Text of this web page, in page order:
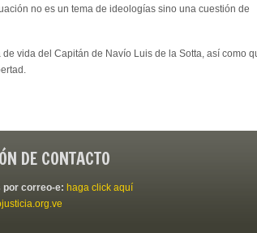
no es un tema de ideologías sino una cuestión de
vida del Capitán de Navío Luis de la Sotta, así como
DE CONTACTO
por correo-e: haga click aquí